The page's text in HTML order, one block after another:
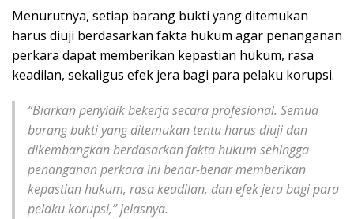
Menurutnya, setiap barang bukti yang ditemukan
harus diuji berdasarkan fakta hukum agar penanganan
perkara dapat memberikan kepastian hukum, rasa
keadilan, sekaligus efek jera bagi para pelaku korupsi.
“Biarkan penyidik bekerja secara profesional. Semua
barang bukti yang ditemukan tentu harus diuji dan
dikembangkan berdasarkan fakta hukum sehingga
penanganan perkara ini benar-benar memberikan
kepastian hukum, rasa keadilan, dan efek jera bagi para
pelaku korupsi,” jelasnya.